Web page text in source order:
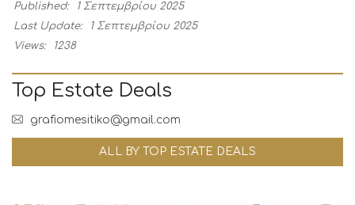
Published:
1 Σεπτεμβρίου 2025
Last Update:
1 Σεπτεμβρίου 2025
Views:
1238
Top Estate Deals
grafiomesitiko@gmail.com
ALL BY TOP ESTATE DEALS